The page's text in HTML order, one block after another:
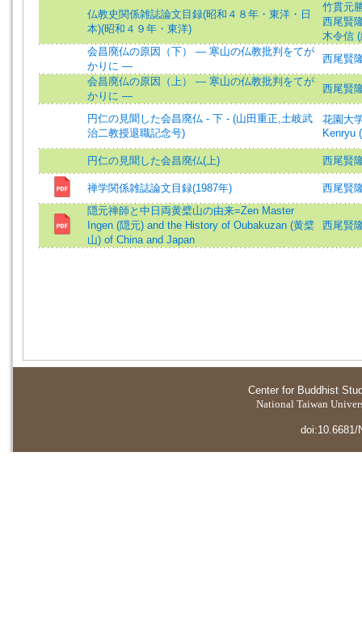
仏教史関係雑誌論文目録(昭和４８年・東洋・日
本)(昭和４９年・東洋)
竹貫元
西尾賢
木令信
会昌廃仏の原因（下） ― 寒山の仏教批判をてが
かりに ―
西尾賢
会昌廃仏の原因（上） ― 寒山の仏教批判をてが
かりに ―
西尾賢
円仁の見聞した会昌廃仏 - 下 - (山田重正,土岐武
治二教授退職記念号)
花園大
Kenryu
円仁の見聞した会昌廃仏(上) 西尾賢
禅学関係雑誌論文目録(1987年)
西尾賢
隠元禅師と中日両黄檗山の由来=Zen Master
Ingen (隠元) and the History of Oubakuzan (黄檗
山) of China and Japan
西尾賢
Center for Buddhist
National Taiwan
doi:10.6681/